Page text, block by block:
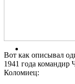
Вот как описывал
1941 года командир
Коломиец: